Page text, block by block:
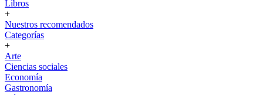
Libros
+
Nuestros recomendados
Categorías
+
Arte
Ciencias sociales
Economía
Gastronomía